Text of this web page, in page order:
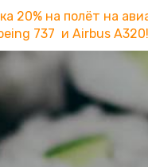
на полёт на
737 и Airbus A320!